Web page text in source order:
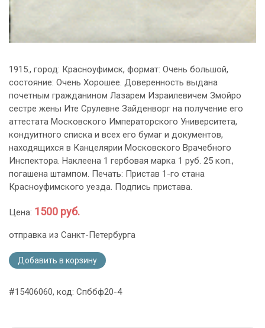
1915., город: Красноуфимск, формат: Очень большой,
состояние: Очень Хорошее. Доверенность выдана
почетным гражданином Лазарем Израилевичем Змойро
сестре жены Ите Срулевне Зайденворг на получение его
аттестата Московского Императорского Университета,
кондуитного списка и всех его бумаг и документов,
находящихся в Канцелярии Московского Врачебного
Инспектора. Наклеена 1 гербовая марка 1 руб. 25 коп.,
погашена штампом. Печать: Пристав 1-го стана
Красноуфимского уезда. Подпись пристава.
Цена: 1500 руб.
отправка из Санкт-Петербурга
Добавить в корзину
#15406060, код: Спббф20-4